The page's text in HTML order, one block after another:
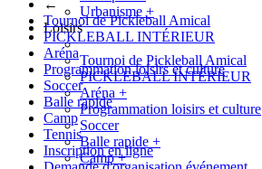
←
Tournoi de Pickleball Amical
PICKLEBALL INTÉRIEUR
Aréna
Programmation loisirs et culture
Soccer
Balle rapide
Camp
Tennis
Inscription en ligne
Urbanisme +
Loisirs
Tournoi de Pickleball Amical
PICKLEBALL INTÉRIEUR
Aréna +
Programmation loisirs et culture
Soccer
Balle rapide +
Camp+